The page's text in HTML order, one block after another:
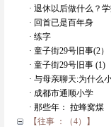
· 退休以后做什么？
· 回首已是百年身
· 练字
· 童子街29号旧事(2）
· 童子街29号旧事 (1)
· 与母亲聊天:为什么
· 成都市通顺小学
· 那些年： 拉蜂窝煤
【往事 ：（4）】